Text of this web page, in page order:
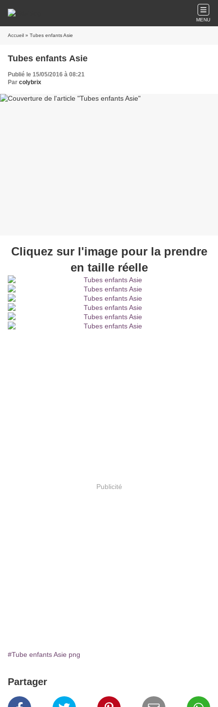
MENU
Accueil » Tubes enfants Asie
Tubes enfants Asie
Publié le 15/05/2016 à 08:21
Par colybrix
Cliquez sur l'image pour la prendre
en taille réelle
Publicité
#Tube enfants Asie png
Partager